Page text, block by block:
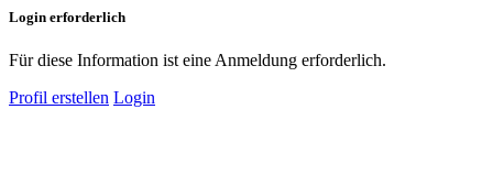
Login erforderlich
Für diese Information ist eine Anmeldung erforderlich.
Profil erstellen Login